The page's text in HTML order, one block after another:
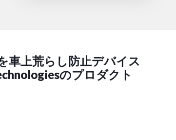
車上荒らし防止デバイス
のプロダクト